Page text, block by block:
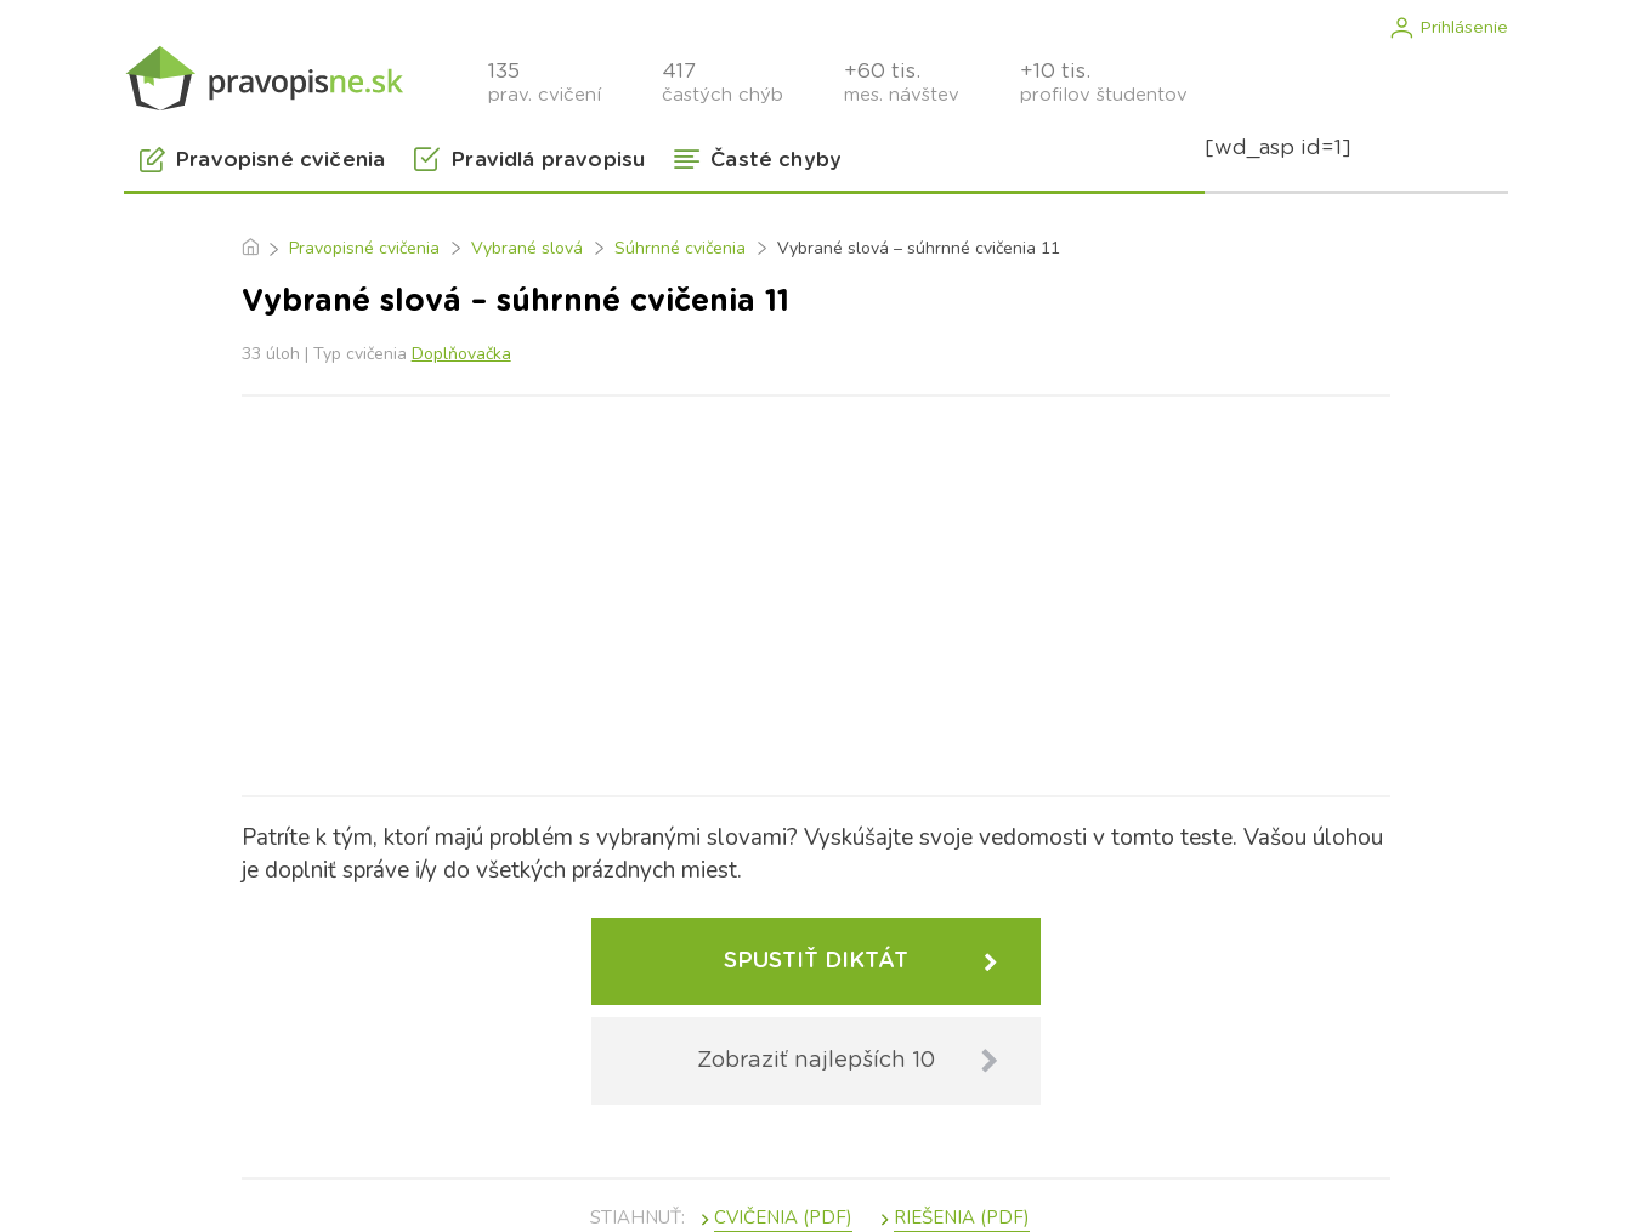
Prihlásenie
135
prav. cvičení
417
častých chýb
+60 tis.
mes. návštev
+10 tis.
profilov študentov
Pravopisné cvičenia Pravidlá pravopisu Časté chyby
[wd_asp id=1]
Pravopisné cvičenia Vybrané slová Súhrnné cvičenia Vybrané slová – súhrnné cvičenia 11
Vybrané slová – súhrnné cvičenia 11
33 úloh | Typ cvičenia Doplňovačka
Patríte k tým, ktorí majú problém s vybranými slovami? Vyskúšajte svoje vedomosti v tomto teste. Vašou úlohou
je doplniť správe i/y do všetkých prázdnych miest.
SPUSTIŤ DIKTÁT
Zobraziť najlepších 10
STIAHNUŤ: